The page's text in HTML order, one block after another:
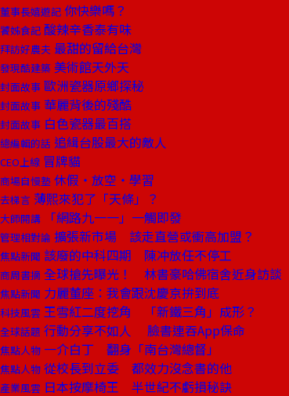
董事長嬉遊記 你快樂嗎？
饕姊食記 酸辣辛香泰有味
拜訪好農夫 最甜的留給台灣
發現酷建築 美術館天外天
封面故事 歐洲瓷器原鄉探秘
封面故事 華麗背後的殘酷
封面故事 白色瓷器最百搭
總編輯的話 追緝台股最大的敵人
CEO上線 冒牌貓
商場自慢塾 休假‧放空‧學習
去梯言 薄熙來犯了「天條」？
大師開講 「網路九一一」一觸即發
管理相對論 擴張新市場 該走直營或衝高加盟？
焦點新聞 該廢的中科四期 陳冲放任不停工
商周書摘 全球搶先曝光！ 林書豪哈佛宿舍近身訪談
焦點新聞 力麗董座：我會跟沈慶京拚到底
科技風雲 王雪紅二度挖角 「新鐵三角」成形？
全球話題 行動分享不如人 臉書連吞App保命
焦點人物 一介白丁 翻身「南台灣總督」
焦點人物 從校長到立委 都效力沒念書的他
產業風雲 日本按摩椅王 半世紀不虧損秘訣